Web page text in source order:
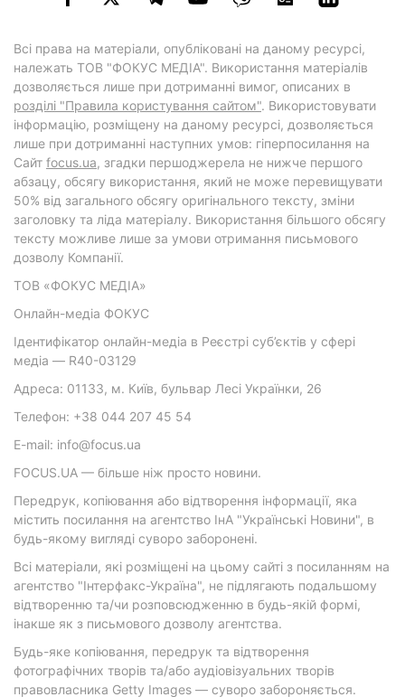
Всі права на матеріали, опубліковані на даному ресурсі,
належать ТОВ "ФОКУС МЕДІА". Використання матеріалів
дозволяється лише при дотриманні вимог, описаних в
розділі "Правила користування сайтом". Використовувати
інформацію, розміщену на даному ресурсі, дозволяється
лише при дотриманні наступних умов: гіперпосилання на
Cайт focus.ua, згадки першоджерела не нижче першого
абзацу, обсягу використання, який не може перевищувати
50% від загального обсягу оригінального тексту, зміни
заголовку та ліда матеріалу. Використання більшого обсягу
тексту можливе лише за умови отримання письмового
дозволу Компанії.
ТОВ «ФОКУС МЕДІА»
Онлайн-медіа ФОКУС
Ідентифікатор онлайн-медіа в Реєстрі суб’єктів у сфері
медіа — R40-03129
Адреса: 01133, м. Київ, бульвар Лесі Українки, 26
Телефон: +38 044 207 45 54
E-mail: info@focus.ua
FOCUS.UA — більше ніж просто новини.
Передрук, копіювання або відтворення інформації, яка
містить посилання на агентство ІнА "Українські Новини", в
будь-якому вигляді суворо заборонені.
Всі матеріали, які розміщені на цьому сайті з посиланням на
агентство "Інтерфакс-Україна", не підлягають подальшому
відтворенню та/чи розповсюдженню в будь-якій формі,
інакше як з письмового дозволу агентства.
Будь-яке копіювання, передрук та відтворення
фотографічних творів та/або аудіовізуальних творів
правовласника Getty Images — суворо забороняється.